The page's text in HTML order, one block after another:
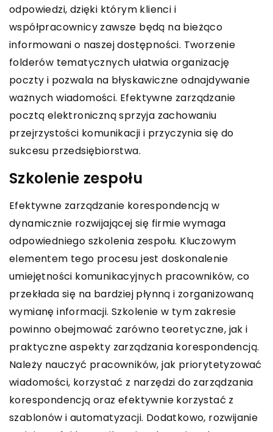
odpowiedzi, dzięki którym klienci i
współpracownicy zawsze będą na bieżąco
informowani o naszej dostępności. Tworzenie
folderów tematycznych ułatwia organizację
poczty i pozwala na błyskawiczne odnajdywanie
ważnych wiadomości. Efektywne zarządzanie
pocztą elektroniczną sprzyja zachowaniu
przejrzystości komunikacji i przyczynia się do
sukcesu przedsiębiorstwa.
Szkolenie zespołu
Efektywne zarządzanie korespondencją w
dynamicznie rozwijającej się firmie wymaga
odpowiedniego szkolenia zespołu. Kluczowym
elementem tego procesu jest doskonalenie
umiejętności komunikacyjnych pracowników, co
przekłada się na bardziej płynną i zorganizowaną
wymianę informacji. Szkolenie w tym zakresie
powinno obejmować zarówno teoretyczne, jak i
praktyczne aspekty zarządzania korespondencją.
Należy nauczyć pracowników, jak priorytetyzować
wiadomości, korzystać z narzędzi do zarządzania
korespondencją oraz efektywnie korzystać z
szablonów i automatyzacji. Dodatkowo, rozwijanie